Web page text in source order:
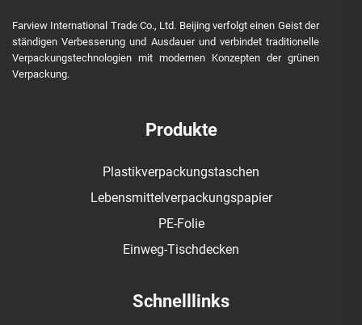
Farview International Trade Co., Ltd. Beijing verfolgt einen Geist der
ständigen Verbesserung und Ausdauer und verbindet traditionelle
Verpackungstechnologien mit modernen Konzepten der grünen
Verpackung.
Produkte
Plastikverpackungstaschen
Lebensmittelverpackungspapier
PE-Folie
Einweg-Tischdecken
Schnelllinks